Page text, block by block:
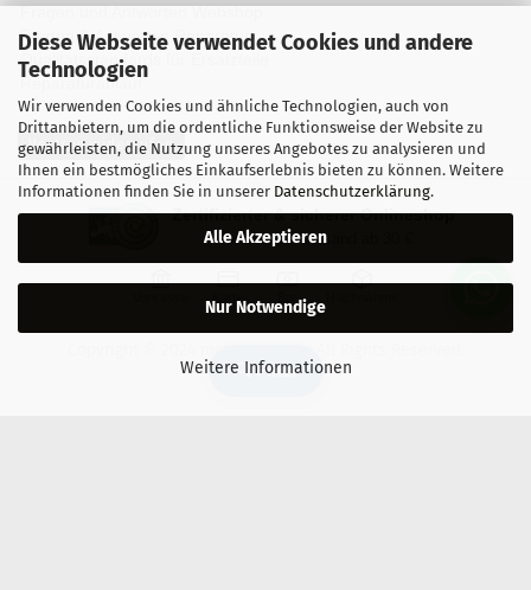
Diese Webseite verwendet Cookies und andere
Technologien
Wir verwenden Cookies und ähnliche Technologien, auch von
Drittanbietern, um die ordentliche Funktionsweise der Website zu
gewährleisten, die Nutzung unseres Angebotes zu analysieren und
Ihnen ein bestmögliches Einkaufserlebnis bieten zu können. Weitere
Informationen finden Sie in unserer Datenschutzerklärung.
Alle Akzeptieren
Nur Notwendige
Weitere Informationen
Fragen und Antworten Webshop
Fragen & Antworten Reparatur
Qualitätsstandards für Ersatzteile
Reparaturablauf
Vertrag widerrufen
Zertifizierter & sicherer Onlineshop
Kostenloser Versand ab 30 €
🔍 Filter